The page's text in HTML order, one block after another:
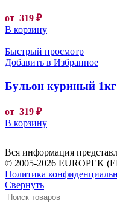
от 319 ₽
В корзину
Быстрый просмотр
Добавить в Избранное
Бульон куриный
от 319 ₽
В корзину
Вся информация
© 2005-2026 EUROPEK
Политика
Свернуть